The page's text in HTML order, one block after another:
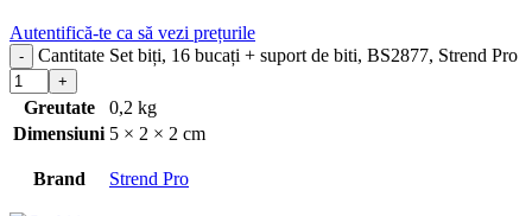
Autentifică-te ca să vezi prețurile
Cantitate Set biți, 16 bucați + suport de biti, BS2877, Strend Pro
Greutate
0,2 kg
Dimensiuni 5 × 2 × 2 cm
Brand Strend Pro